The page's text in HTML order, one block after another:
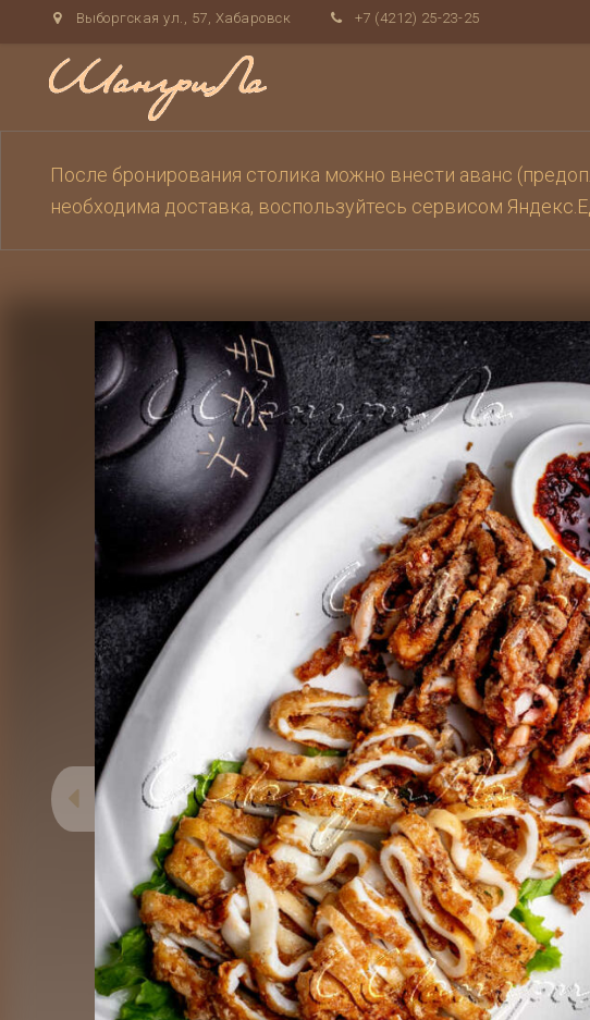
Выборгская ул., 57, Хабаровск +7 (4212) 25-23-25
После бронирования столика можно внести аванс
необходима доставка, воспользуйтесь сервисом